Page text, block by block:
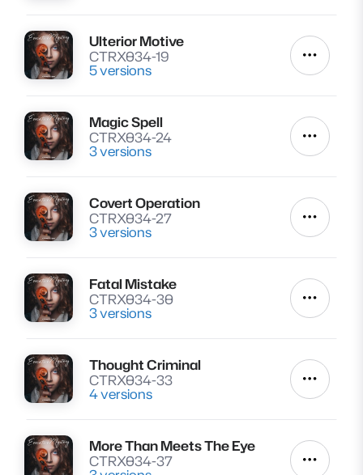
Lire
Ulterior Motive
CTRX034-19
5 versions Autres
Lire
Magic Spell
CTRX034-24
3 versions Autres
Lire
Covert Operation
CTRX034-27
3 versions Autres
Lire
Fatal Mistake
CTRX034-30
3 versions Autres
Lire
Thought Criminal
CTRX034-33
4 versions Autres
Lire
More Than Meets The Eye
CTRX034-37
Autres